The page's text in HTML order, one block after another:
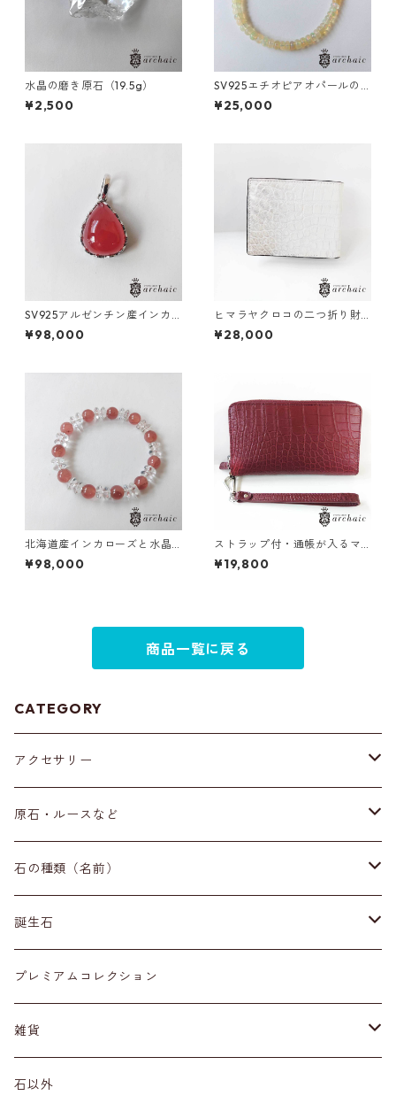
水晶の磨き原石（19.5g）
¥2,500
SV925エチオピアオパールの
ブレスレット(ロンデル)
¥25,000
SV925アルゼンチン産インカ
ローズのドロップペンダント
トップ
¥98,000
ヒマラヤクロコの二つ折り財
布
¥28,000
北海道産インカローズと水晶
のブレスレット
¥98,000
ストラップ付・通帳が入るマ
ットクロコの長財布（全3色）
¥19,800
商品一覧に戻る
CATEGORY
アクセサリー
ブレスレット
イヤリング・ピアス
ネックレス・ペンダントトップ
リング
材質
プラチナ
その他アクセサリー
原石・ルースなど
原石
丸玉
標本
磨き石
ルース
石の種類（名前）
ア行
アイオライト
アクアマリン
カ行
カーネリアン
カイヤナイト
サ行
サファイア
タ行
誕生石
１月
２月
３月
プレミアムコレクション
雑貨
天然石雑貨
石以外